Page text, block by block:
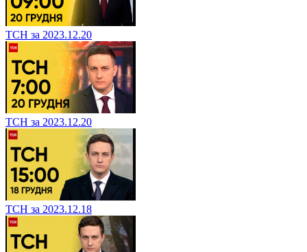
ТСН за 2023.12.20
ТСН за 2023.12.20
ТСН за 2023.12.18